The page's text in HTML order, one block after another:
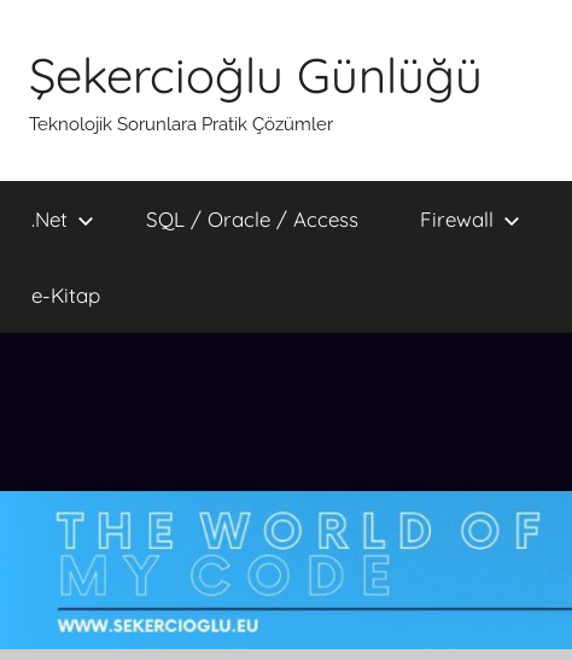
Şekercioğlu Günlüğü
Teknolojik Sorunlara Pratik Çözümler
.Net SQL / Oracle / Access Firewall
e-Kitap